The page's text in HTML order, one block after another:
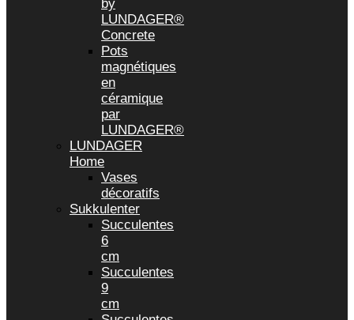
by
LUNDAGER®
Concrete
Pots
magnétiques
en
céramique
par
LUNDAGER®
LUNDAGER
Home
Vases
décoratifs
Sukkulenter
Succulentes
6
cm
Succulentes
9
cm